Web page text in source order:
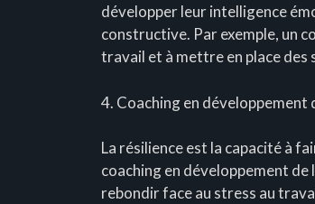
développer leur intelligence
constructive. Par exemple, un
travail et à mettre en place
4. Coaching en développement
La résilience est la capacité à
coaching en développement
rebondir face au stress au